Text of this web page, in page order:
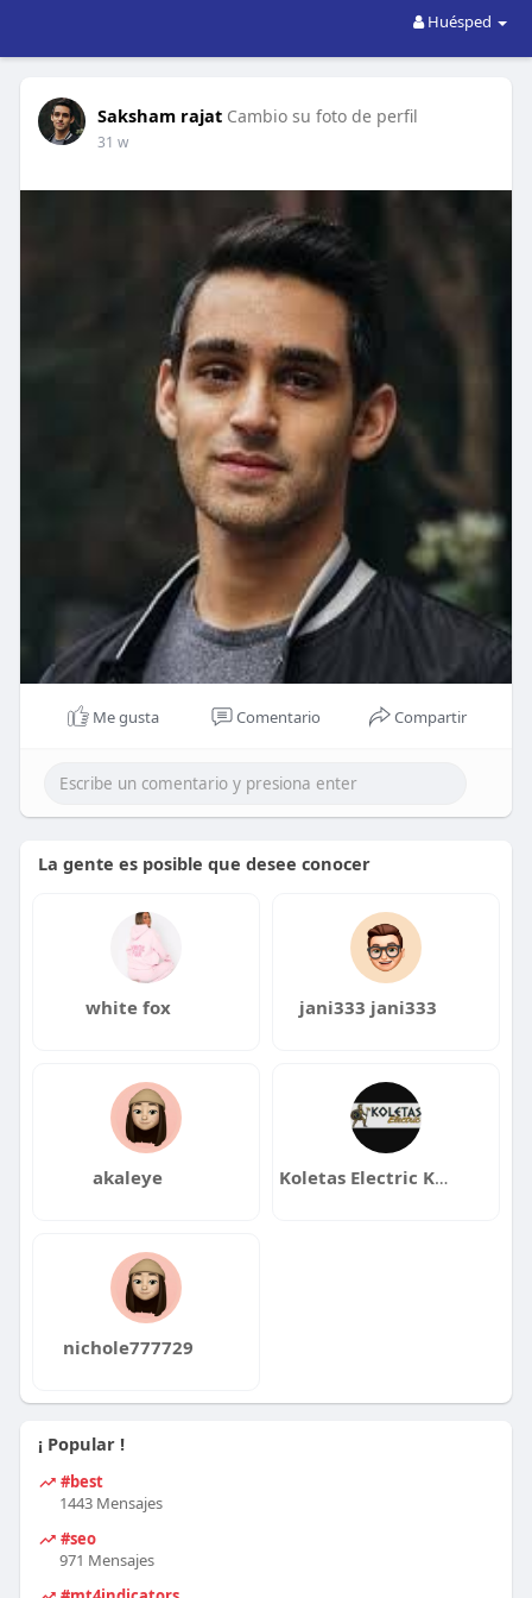
Huésped
Saksham rajat Cambio su foto de perfil
31 w
Me gusta Comentario Compartir
La gente es posible que desee conocer
white fox jani333 jani333
akaleye Koletas Electric Khalifa
nichole777729
¡ Popular !
#best
1443 Mensajes
#seo
971 Mensajes